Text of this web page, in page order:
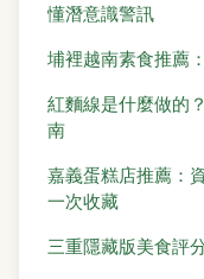
懂潛意識警訊
埔裡越南素食推薦
紅麵線是什麼做的
南
嘉義蛋糕店推薦：
一次收藏
三重隱藏版美食評